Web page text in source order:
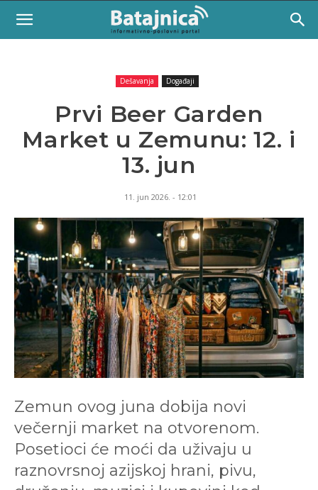
Dešavanja Događaji
Prvi Beer Garden
Market u Zemunu: 12. i
13. jun
11. jun 2026. - 12:01
Zemun ovog juna dobija novi
večernji market na otvorenom.
Posetioci će moći da uživaju u
raznovrsnoj azijskoj hrani, pivu,